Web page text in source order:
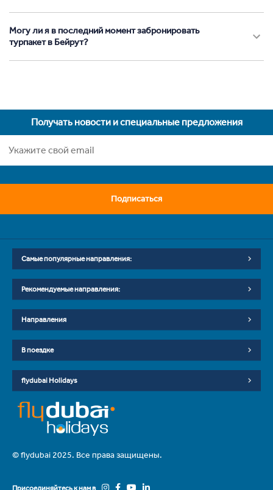
Могу ли я в последний момент забронировать
турпакет в Бейрут?
Получать новости и специальные предложения
Подписаться
Самые популярные направления:
Рекомендуемые направления:
Направления
В поездке
flydubai Holidays
© flydubai 2025. Все права защищены.
Присоединяйтесь к нам в